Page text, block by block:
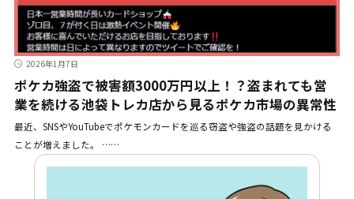
2026年1月7日
ポケカ強盗で被害額3000万円以上！？盗まれても営
業を続ける池袋トレカ店から見るポケカ市場の異常性
最近、SNSやYouTubeでポケモンカードを巡る窃盗や強盗の話題を見かける
ことが増えました。 ……